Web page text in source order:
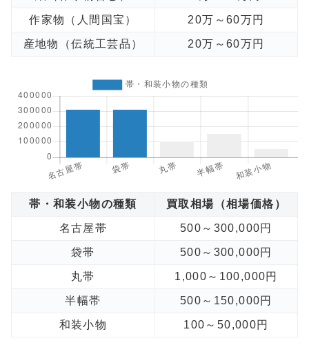
作家物（人間国宝） 20万～60万円
産地物（伝統工芸品） 20万～60万円
帯・和装小物の種類 買取相場（相場価格）
名古屋帯 500～300,000円
袋帯 500～300,000円
丸帯 1,000～100,000円
半幅帯 500～150,000円
和装小物 100～50,000円